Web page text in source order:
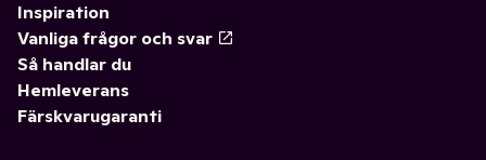
Inspiration
Vanliga frågor och svar
Så handlar du
Hemleverans
Färskvarugaranti